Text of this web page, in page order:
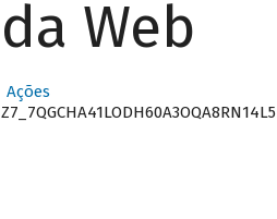
da Web
Ações
Z7_7QGCHA41LODH60A3OQA8RN14L5